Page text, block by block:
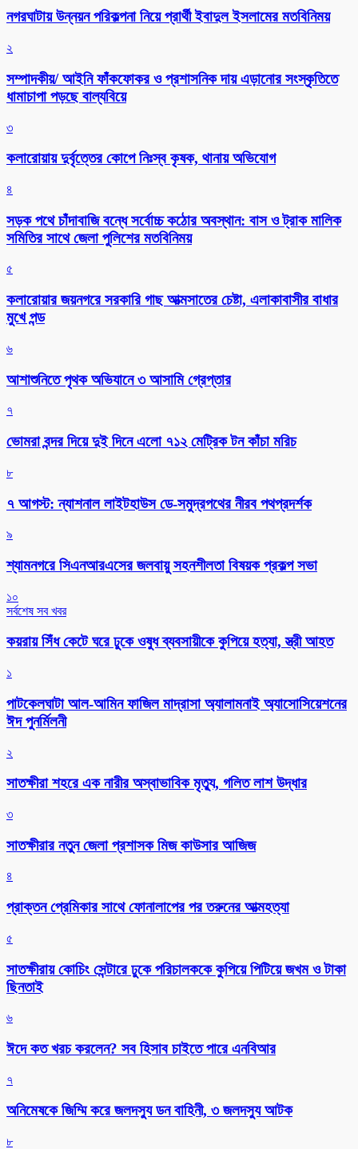
নগরঘাটায় উন্নয়ন পরিকল্পনা নিয়ে প্রার্থী ইবাদুল ইসলামের মতবিনিময়
২
সম্পাদকীয়/ আইনি ফাঁকফোকর ও প্রশাসনিক দায় এড়ানোর সংস্কৃতিতে
ধামাচাপা পড়ছে বাল্যবিয়ে
৩
কলারোয়ায় দুর্বৃত্তের কোপে নিঃস্ব কৃষক, থানায় অভিযোগ
৪
সড়ক পথে চাঁদাবাজি বন্ধে সর্বোচ্চ কঠোর অবস্থান: বাস ও ট্রাক মালিক
সমিতির সাথে জেলা পুলিশের মতবিনিময়
৫
কলারোয়ার জয়নগরে সরকারি গাছ আত্মসাতের চেষ্টা, এলাকাবাসীর বাধার
মুখে পন্ড
৬
আশাশুনিতে পৃথক অভিযানে ৩ আসামি গ্রেপ্তার
৭
ভোমরা বন্দর দিয়ে দুই দিনে এলো ৭১২ মেট্রিক টন কাঁচা মরিচ
৮
৭ আগস্ট: ন্যাশনাল লাইটহাউস ডে-সমুদ্রপথের নীরব পথপ্রদর্শক
৯
শ্যামনগরে সিএনআরএসের জলবায়ু সহনশীলতা বিষয়ক প্রকল্প সভা
১০
সর্বশেষ সব খবর
কয়রায় সিঁধ কেটে ঘরে ঢুকে ওষুধ ব্যবসায়ীকে কুপিয়ে হত্যা, স্ত্রী আহত
১
পাটকেলঘাটা আল-আমিন ফাজিল মাদ্রাসা অ্যালামনাই অ্যাসোসিয়েশনের
ঈদ পুনর্মিলনী
২
সাতক্ষীরা শহরে এক নারীর অস্বাভাবিক মৃত্যু, গলিত লাশ উদ্ধার
৩
সাতক্ষীরার নতুন জেলা প্রশাসক মিজ কাউসার আজিজ
৪
প্রাক্তন প্রেমিকার সাথে ফোনালাপের পর তরুনের আত্মহত্যা
৫
সাতক্ষীরায় কোচিং সেন্টারে ঢুকে পরিচালককে কুপিয়ে পিটিয়ে জখম ও টাকা
ছিনতাই
৬
ঈদে কত খরচ করলেন? সব হিসাব চাইতে পারে এনবিআর
৭
অনিমেষকে জিম্মি করে জলদস্যু ডন বাহিনী, ৩ জলদস্যু আটক
৮